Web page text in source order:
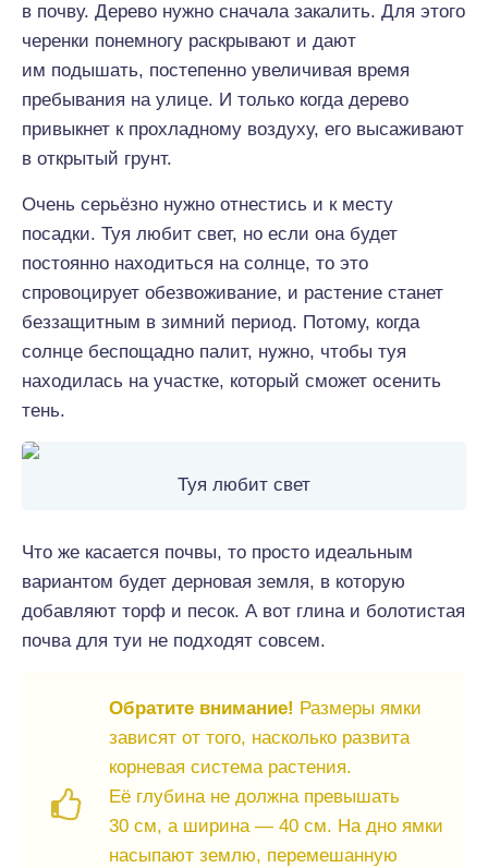
в почву. Дерево нужно сначала закалить. Для этого
черенки понемногу раскрывают и дают
им подышать, постепенно увеличивая время
пребывания на улице. И только когда дерево
привыкнет к прохладному воздуху, его высаживают
в открытый грунт.
Очень серьёзно нужно отнестись и к месту
посадки. Туя любит свет, но если она будет
постоянно находиться на солнце, то это
спровоцирует обезвоживание, и растение станет
беззащитным в зимний период. Потому, когда
солнце беспощадно палит, нужно, чтобы туя
находилась на участке, который сможет осенить
тень.
Туя любит свет
Что же касается почвы, то просто идеальным
вариантом будет дерновая земля, в которую
добавляют торф и песок. А вот глина и болотистая
почва для туи не подходят совсем.
Обратите внимание! Размеры ямки
зависят от того, насколько развита
корневая система растения.
Её глубина не должна превышать
30 см, а ширина — 40 см. На дно ямки
насыпают землю, перемешанную